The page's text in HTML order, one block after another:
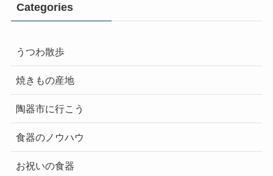
Categories
うつわ散歩
焼きもの産地
陶器市に行こう
食器のノウハウ
お祝いの食器